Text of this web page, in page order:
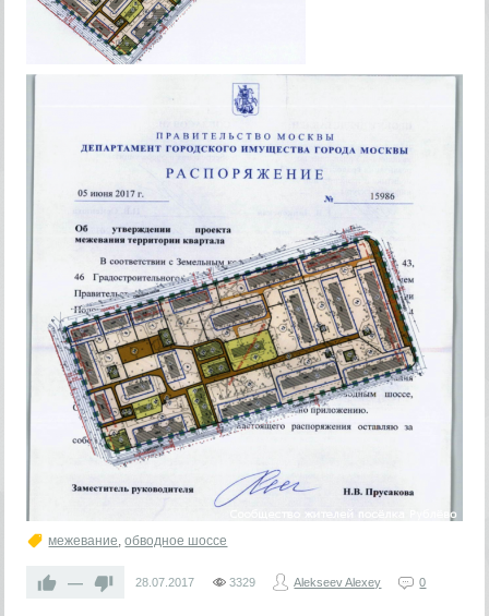
межевание ,обводное шоссе
— 28.07.2017 3329 Alekseev Alexey 0